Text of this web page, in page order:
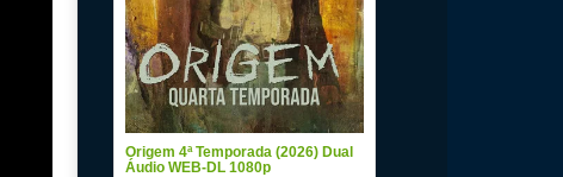
Origem 4ª Temporada (2026) Dual
Áudio WEB-DL 1080p